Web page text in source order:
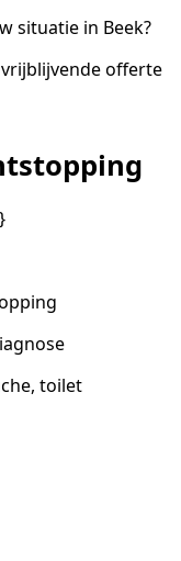
situatie in Beek?
vrijblijvende offerte
toilet